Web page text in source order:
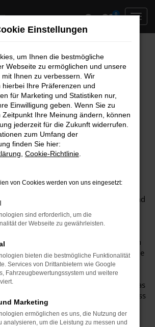
0
für
Top
Toptipp für
passt ein Citroen C1 in jede Stadt und
Oschersleben. Der Grund liegt in
herausragenden Modells. Im
wir genau um die zahlreichen
gerne an einem unserer zahlreichen
Für uns steht Beratung an erster Stelle
auch in Sachen Citroen C1 für
Punkt. Wir besprechen im Vorfeld,
welche Lackierung und welche Extras
gewünscht sind und sorgen dafür, dass
erhalten, das Sie sich wünschen.
Einstellungen
um Ihnen die bestmögliche
Webseite zu ermöglichen und unsere
mit Ihnen zu verbessern. Wir
hierbei Ihre Präferenzen und
für Marketing und Statistiken nur,
Einwilligung geben. Wenn Sie zu
Zeitpunkt Ihre Meinung ändern, können
jederzeit für die Zukunft widerrufen.
zum Umfang der
finden Sie hier:
Cookie-Richtlinie
von Cookies werden von uns eingesetzt:
sind erforderlich, um die
der Webseite zu gewährleisten.
bieten die bestmögliche Funktionalität
Services von Drittanbietern wie Google
Fahrzeugbewertungssystem und weitere
Marketing
ermöglichen es uns, die Nutzung der
analysieren, um die Leistung zu messen und